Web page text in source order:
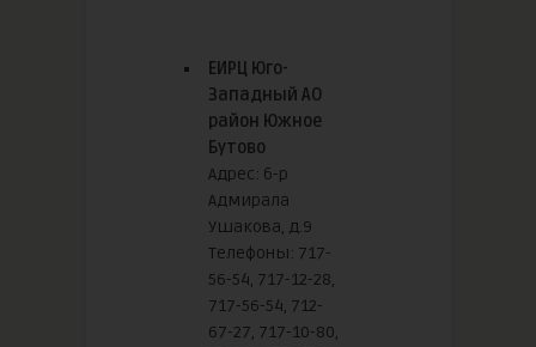
ЕИРЦ Юго-
Западный АО
район Южное
Бутово
Адрес: б-р
Адмирала
Ушакова, д.9
Телефоны: 717-
56-54, 717-12-28,
717-56-54, 712-
67-27, 717-10-80,